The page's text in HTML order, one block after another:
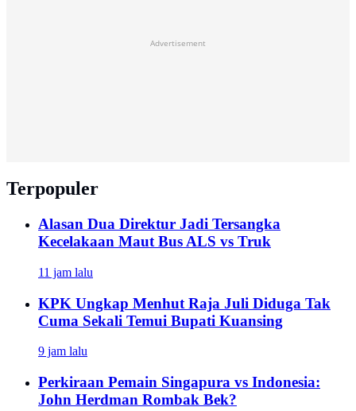
Advertisement
Terpopuler
Alasan Dua Direktur Jadi Tersangka
Kecelakaan Maut Bus ALS vs Truk
11 jam lalu
KPK Ungkap Menhut Raja Juli Diduga Tak
Cuma Sekali Temui Bupati Kuansing
9 jam lalu
Perkiraan Pemain Singapura vs Indonesia:
John Herdman Rombak Bek?